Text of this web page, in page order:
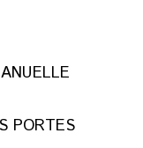
PORTES